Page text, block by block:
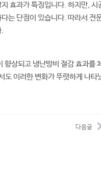
효과가 특징입니다. 하지만, 시
는 단점이 있습니다. 따라서 전
향상되고 냉난방비 절감 효과를
도 이러한 변화가 뚜렷하게 나타
다음글